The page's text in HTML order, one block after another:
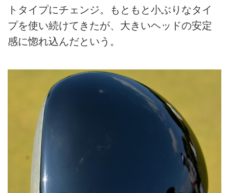
トタイプにチェンジ。もともと小ぶりなタイ
プを使い続けてきたが、大きいヘッドの安定
感に惚れ込んだという。